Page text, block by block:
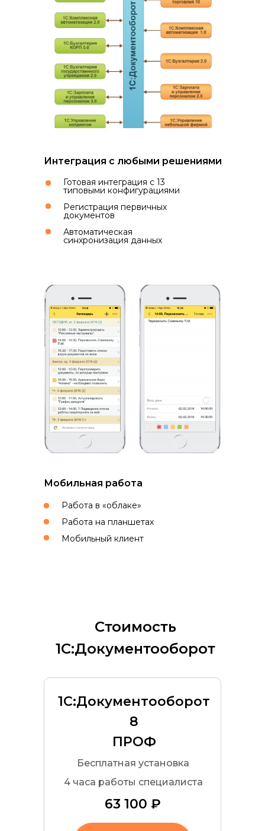
Готовая интеграция с 13
типовыми конфигурациями
Регистрация первичных
документов
Автоматическая
синхронизация данных
Интеграция с любыми решениями
Работа в «облаке»
Работа на планшетах
Мобильный клиент
Мобильная работа
Стоимость
1С:Документооборот
Бесплатная установка
4 часа работы специалиста
1С:Документооборот
8
ПРОФ
63 100 ₽